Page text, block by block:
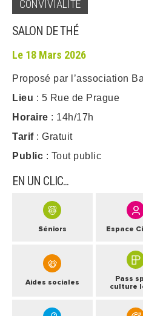
CONVIVIALITÉ
SALON DE THÉ
Le 18 Mars 2026
Proposé par l’association
Lieu : 5 Rue de Prague
Horaire : 14h/17h
Tarif: Gratuit
Public : Tout public
EN UN CLIC...
Séniors Espace
Aides sociales
Pass
culture
ARRÊTÉS MUNICIPAUX
DÉLIBÉRATIONS